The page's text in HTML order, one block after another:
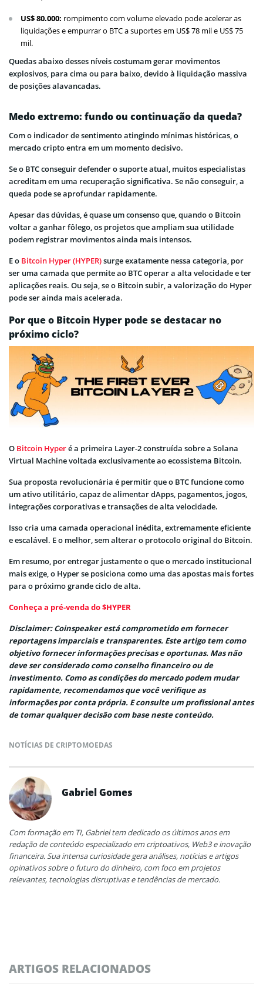
US$ 80.000: rompimento com volume elevado pode acelerar as
liquidações e empurrar o BTC a suportes em US$ 78 mil e US$ 75
mil.
Quedas abaixo desses níveis costumam gerar movimentos
explosivos, para cima ou para baixo, devido à liquidação massiva
de posições alavancadas.
Medo extremo: fundo ou continuação da queda?
Com o indicador de sentimento atingindo mínimas históricas, o
mercado cripto entra em um momento decisivo.
Se o BTC conseguir defender o suporte atual, muitos especialistas
acreditam em uma recuperação significativa. Se não conseguir, a
queda pode se aprofundar rapidamente.
Apesar das dúvidas, é quase um consenso que, quando o Bitcoin
voltar a ganhar fôlego, os projetos que ampliam sua utilidade
podem registrar movimentos ainda mais intensos.
E o Bitcoin Hyper (HYPER)surge exatamente nessa categoria, por
ser uma camada que permite ao BTC operar a alta velocidade e ter
aplicações reais. Ou seja, se o Bitcoin subir, a valorização do Hyper
pode ser ainda mais acelerada.
Por que o Bitcoin Hyper pode se destacar no
próximo ciclo?
O Bitcoin Hyperé a primeira Layer-2 construída sobre a Solana
Virtual Machine voltada exclusivamente ao ecossistema Bitcoin.
Sua proposta revolucionária é permitir que o BTC funcione como
um ativo utilitário, capaz de alimentar dApps, pagamentos, jogos,
integrações corporativas e transações de alta velocidade.
Isso cria uma camada operacional inédita, extremamente eficiente
e escalável. E o melhor, sem alterar o protocolo original do Bitcoin.
Em resumo, por entregar justamente o que o mercado institucional
mais exige, o Hyper se posiciona como uma das apostas mais fortes
para o próximo grande ciclo de alta.
Conheça a pré-venda do $HYPER
Disclaimer: Coinspeaker está comprometido em fornecer
reportagens imparciais e transparentes. Este artigo tem como
objetivo fornecer informações precisas e oportunas. Mas não
deve ser considerado como conselho financeiro ou de
investimento. Como as condições do mercado podem mudar
rapidamente, recomendamos que você verifique as
informações por conta própria. E consulte um profissional antes
de tomar qualquer decisão com base neste conteúdo.
NOTÍCIAS DE CRIPTOMOEDAS
Gabriel Gomes
Com formação em TI, Gabriel tem dedicado os últimos anos em
redação de conteúdo especializado em criptoativos, Web3 e inovação
financeira. Sua intensa curiosidade gera análises, notícias e artigos
opinativos sobre o futuro do dinheiro, com foco em projetos
relevantes, tecnologias disruptivas e tendências de mercado.
ARTIGOS RELACIONADOS